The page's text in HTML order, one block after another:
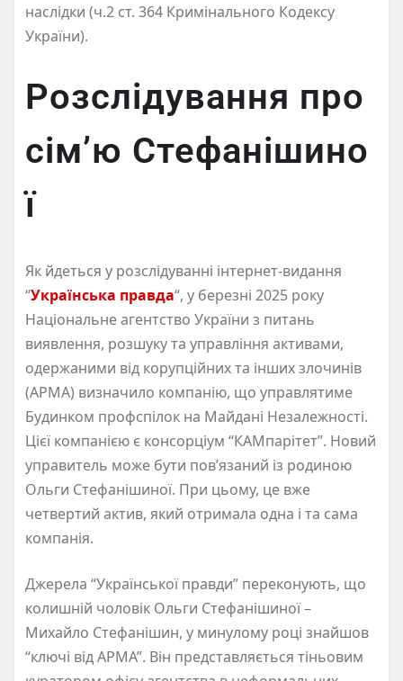
наслідки (ч.2 ст. 364 Кримінального Кодексу
України).
Розслідування про
сім’ю Стефанішино
ї
Як йдеться у розслідуванні інтернет-видання
“Українська правда“, у березні 2025 року
Національне агентство України з питань
виявлення, розшуку та управління активами,
одержаними від корупційних та інших злочинів
(АРМА) визначило компанію, що управлятиме
Будинком профспілок на Майдані Незалежності.
Цієї компанією є консорціум “КАМпарітет”. Новий
управитель може бути пов’язаний із родиною
Ольги Стефанішиної. При цьому, це вже
четвертий актив, який отримала одна і та сама
компанія.
Джерела “Української правди” переконують, що
колишній чоловік Ольги Стефанішиної –
Михайло Стефанішин, у минулому році знайшов
“ключі від АРМА”. Він представляється тіньовим